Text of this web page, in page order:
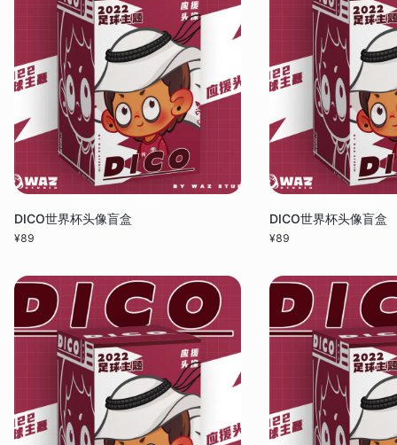
DICO世界杯头像盲盒
¥89
DICO世界杯头像盲盒
¥89